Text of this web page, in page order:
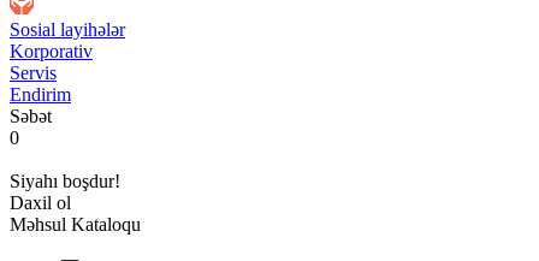
Sosial layihələr
Korporativ
Servis
Endirim
Səbət
0
Siyahı boşdur!
Daxil ol
Məhsul Kataloqu